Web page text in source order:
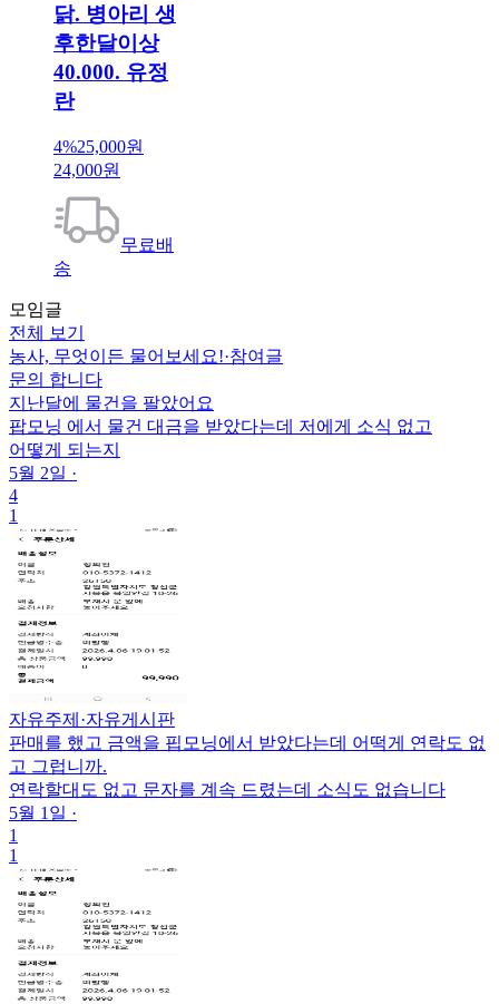
닭. 병아리 생
후한달이상
40.000. 유정
란
4%25,000원
24,000원
무료배
송
모임글
전체 보기
농사, 무엇이든 물어보세요!·참여글
문의 합니다
지난달에 물건을 팔았어요
팝모닝 에서 물건 대금을 받았다는데 저에게 소식 없고
어떻게 되는지
5월 2일 ·
4
1
자유주제 ·자유게시판
판매를 했고 금액을 핍모닝에서 받았다는데 어떡게 연락도 없
고 그럽니까.
연락할대도 없고 문자를 계속 드렸는데 소식도 없습니다
5월 1일 ·
1
1